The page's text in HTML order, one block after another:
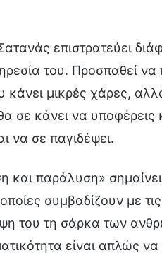
επιστρατεύει
του. Προσπαθεί να
μικρές χάρες,
σε κάνει να υποφέρεις
να σε παγιδέψει.
παράλυση» σημαίνει
συμβαδίζουν με
του τη σάρκα των
είναι απλώς να